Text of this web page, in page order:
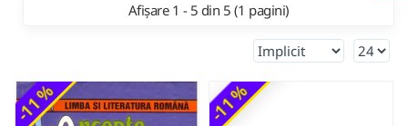
Afișare 1 - 5 din 5 (1 pagini)
-11 % -11 %